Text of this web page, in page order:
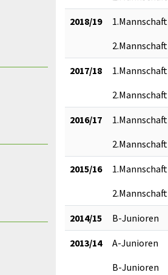
2018/19 1.Mannschaft
2.Mannschaft
2017/18 1.Mannschaft
2.Mannschaft
2016/17 1.Mannschaft
2.Mannschaft
2015/16 1.Mannschaft
2.Mannschaft
2014/15 B-Junioren
2013/14 A-Junioren
B-Junioren